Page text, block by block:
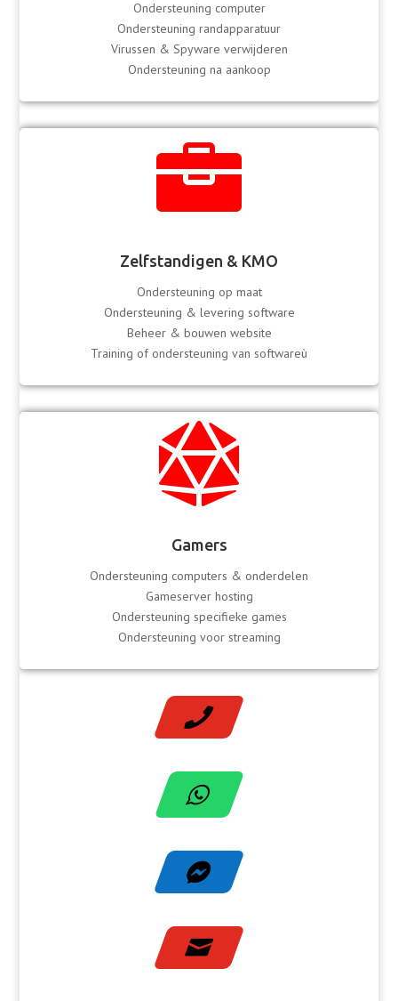
Ondersteuning computer
Ondersteuning randapparatuur
Virussen & Spyware verwijderen
Ondersteuning na aankoop

Zelfstandigen & KMO
Ondersteuning op maat
Ondersteuning & levering software
Beheer & bouwen website
Training of ondersteuning van softwareù

Gamers
Ondersteuning computers & onderdelen
Gameserver hosting
Ondersteuning specifieke games
Ondersteuning voor streaming



